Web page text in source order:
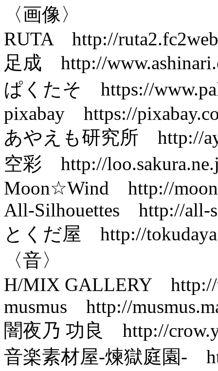
〈画像〉
RUTA http://
足成 http://
ぱくたそ https://
pixabay https://
あやえも研究所 http://
空彩 http://
Moon☆Wind http://
All-Silhouettes http://all-
とくだ屋 http://
〈音〉
H/MIX GALLERY http://
musmus http://
闇夜乃 功良 http://
音楽素材屋-煉獄庭園-